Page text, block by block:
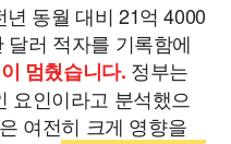
동월 대비 21억 4000
달러 적자를 기록함에
멈췄습니다. 정부는
요인이라고 분석했으
여전히 크게 영향을